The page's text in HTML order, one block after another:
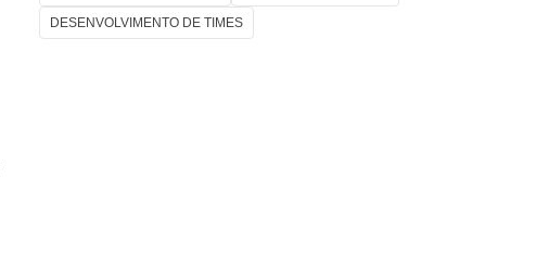
DESENVOLVIMENTO DE TIMES